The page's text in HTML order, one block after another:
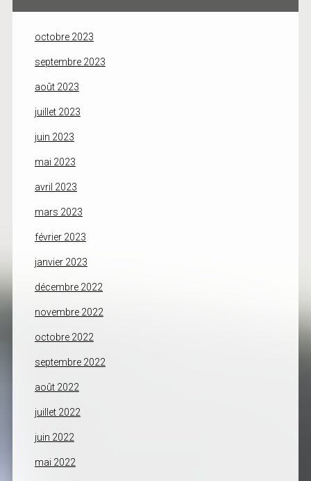
octobre 2023
septembre 2023
août 2023
juillet 2023
juin 2023
mai 2023
avril 2023
mars 2023
février 2023
janvier 2023
décembre 2022
novembre 2022
octobre 2022
septembre 2022
août 2022
juillet 2022
juin 2022
mai 2022